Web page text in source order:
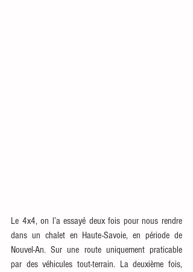
Le 4x4, on l’a essayé deux fois pour nous rendre
dans un chalet en Haute-Savoie, en période de
Nouvel-An. Sur une route uniquement praticable
par des véhicules tout-terrain. La deuxième fois,